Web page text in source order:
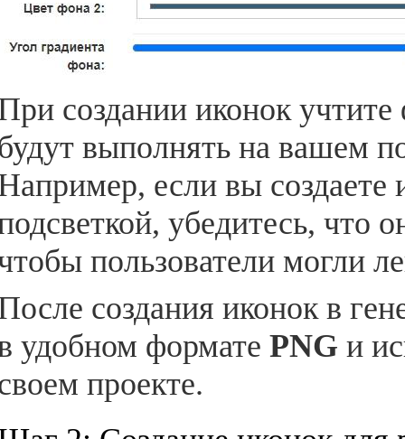
создании иконок
выполнять на вашем
если вы
убедитесь,
пользователи могли
создания иконок в
удобном формате PNG и
проекте.